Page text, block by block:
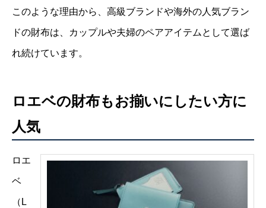
このような理由から、高級ブランドや海外の人気ブラン
ドの財布は、カップルや夫婦のペアアイテムとして選ば
れ続けています。
ロエベの財布もお揃いにしたい方に
人気
ロエ
ベ
（L